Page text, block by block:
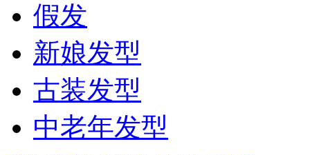
假发
新娘发型
古装发型
中老年发型